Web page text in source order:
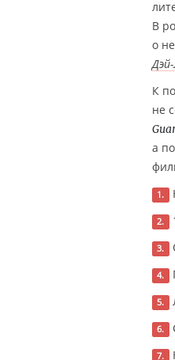
В
о
К
не
а
1.
2.
3.
4.
5.
6.
7.